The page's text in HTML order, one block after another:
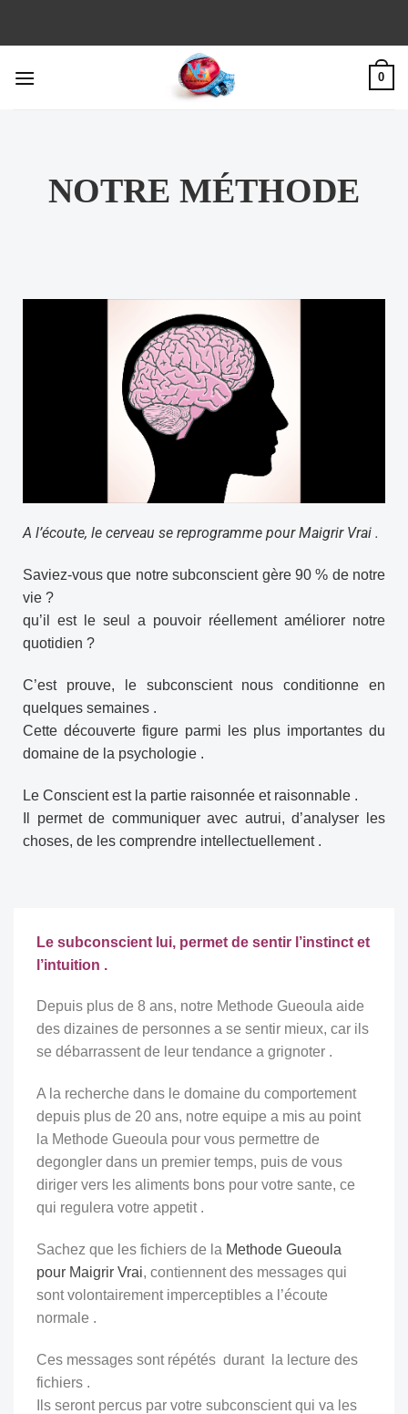
0
NOTRE MÉTHODE
A l’écoute, le cerveau se reprogramme pour Maigrir Vrai .
Saviez-vous que notre subconscient gère 90 % de notre
vie ?
qu’il est le seul a pouvoir réellement améliorer notre
quotidien ?
C’est prouve, le subconscient nous conditionne en
quelques semaines .
Cette découverte figure parmi les plus importantes du
domaine de la psychologie .
Le Conscient est la partie raisonnée et raisonnable .
Il permet de communiquer avec autrui, d’analyser les
choses, de les comprendre intellectuellement .
Le subconscient lui, permet de sentir l’instinct et
l’intuition .
Depuis plus de 8 ans, notre Methode Gueoula aide
des dizaines de personnes a se sentir mieux, car ils
se débarrassent de leur tendance a grignoter .
A la recherche dans le domaine du comportement
depuis plus de 20 ans, notre equipe a mis au point
la Methode Gueoula pour vous permettre de
degongler dans un premier temps, puis de vous
diriger vers les aliments bons pour votre sante, ce
qui regulera votre appetit .
Sachez que les fichiers de la Methode Gueoula
pour Maigrir Vrai, contiennent des messages qui
sont volontairement imperceptibles a l’écoute
normale .
Ces messages sont répétés durant la lecture des
fichiers .
Ils seront percus par votre subconscient qui va les